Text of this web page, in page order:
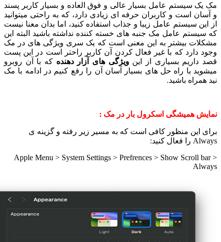
مک یک سیستم عامل بسیار عالی و فوق العاده و بسیار کاربر پسند
و آسان است و کاربران حرفه ای زیادی دارد، که به راحتی میتوانید
از این سیستم عامل زیبا و جذاب استفاده کنید، اما بدان معنا نیست
که سیستم عامل مک جنبه های خسته کننده نداشته باشید البته این
مشکلات بیشتر به این معنی است که یک سری ویژگی های در مک
وجود دارد که با غیر فعال کردن آن کاربر راحتر است در این پست
قصد داریم بسیاری از این ویژگی های آزار دهنده که با آن روبرو
میشوید با راه حل های بسیار آسان آن را رفع کنیم در ادامه با مک
نید همراه باشید.
نمایش همیشگی اسکرول بار در مک :
برای این منظور کافی است که به مسیر زیر رفته و گزینه ی
Always را فعال کنید:
Apple Menu > System Settings > Prefrences > Show Scroll bar >
Always